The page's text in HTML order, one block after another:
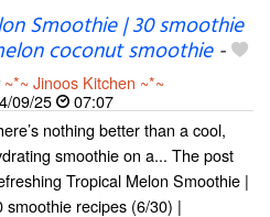
Smoothie | 30 smoothie
coconut smoothie-
~*~ Jinoos Kitchen ~*~
09/25
07:07
nothing better than a cool,
smoothie on a... The post
Tropical Melon Smoothie |
smoothie recipes (6/30) |